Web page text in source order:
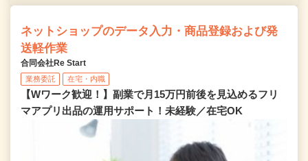
ネットショップのデータ入力・商品登録および発
送軽作業
合同会社Re Start
業務委託 在宅・内職
【Wワーク歓迎！】副業で月15万円前後を見込めるフリ
マアプリ出品の運用サポート！未経験／在宅OK